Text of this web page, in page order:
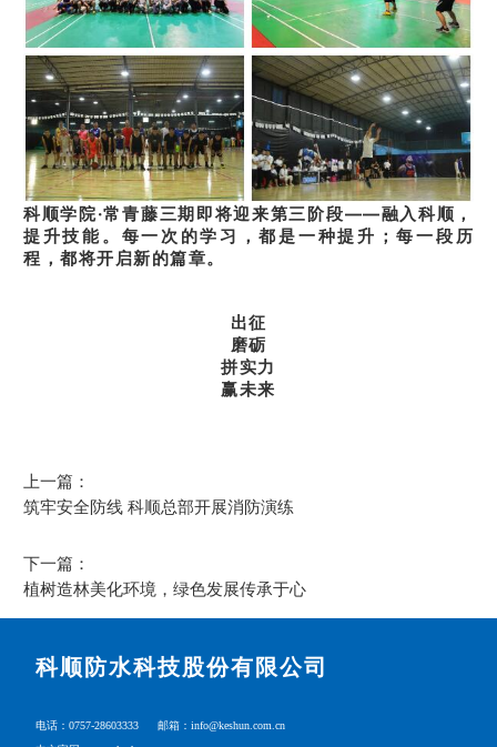
科顺学院·常青藤三期即将迎来第三阶段——融入科顺，
提升技能。每一次的学习，都是一种提升；每一段历
程，都将开启新的篇章。
出征
磨砺
拼实力
赢未来
上一篇：
筑牢安全防线 科顺总部开展消防演练
下一篇：
植树造林美化环境，绿色发展传承于心
科顺防水科技股份有限公司
电话：0757-28603333
邮箱：info@keshun.com.cn